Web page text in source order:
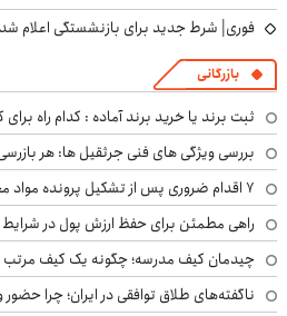
فوری| شرط جدید برای بازنشستگی اعلام شد
بازرگانی
ثبت برند یا خرید برند آماده : کدام راه
بررسی ویژگی های فنی جرثقیل ها: هر
۷ اقدام ضروری پس از تشکیل پرونده مواد مخدر؛ راهنمای خانواده‌ها
راهی مطمئن برای حفظ ارزش پول در
چیدمان کیف مدرسه؛ چگونه یک کیف
ناگفته‌های طلاق توافقی در ایران؛ چرا